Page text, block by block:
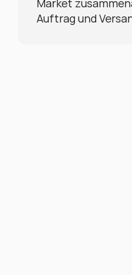
Market
Auftrag und